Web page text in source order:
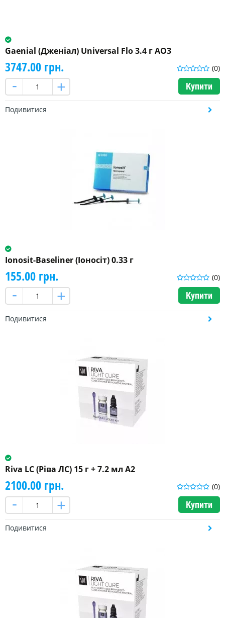
Gaenial (Дженіал) Universal Flo 3.4 г AO3
(0)
3747.00 грн.
Купити
Подивитися
Ionosit-Baseliner (Іоносіт) 0.33 г
(0)
155.00 грн.
Купити
Подивитися
Riva LC (Ріва ЛС) 15 г + 7.2 мл A2
(0)
2100.00 грн.
Купити
Подивитися